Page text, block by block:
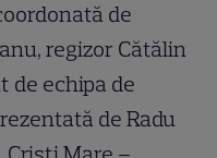
de
regizor Cătălin
de echipa de
de Radu